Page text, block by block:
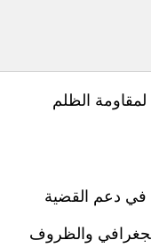
لمقاومة الظلم
في دعم القضية
والظروف